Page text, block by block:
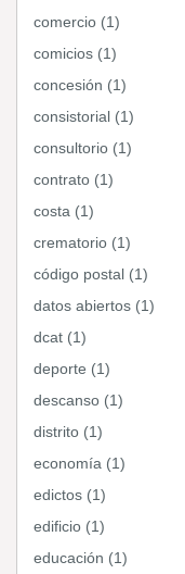
comercio (1)
comicios (1)
concesión (1)
consistorial (1)
consultorio (1)
contrato (1)
costa (1)
crematorio (1)
código postal (1)
datos abiertos (1)
dcat (1)
deporte (1)
descanso (1)
distrito (1)
economía (1)
edictos (1)
edificio (1)
educación (1)